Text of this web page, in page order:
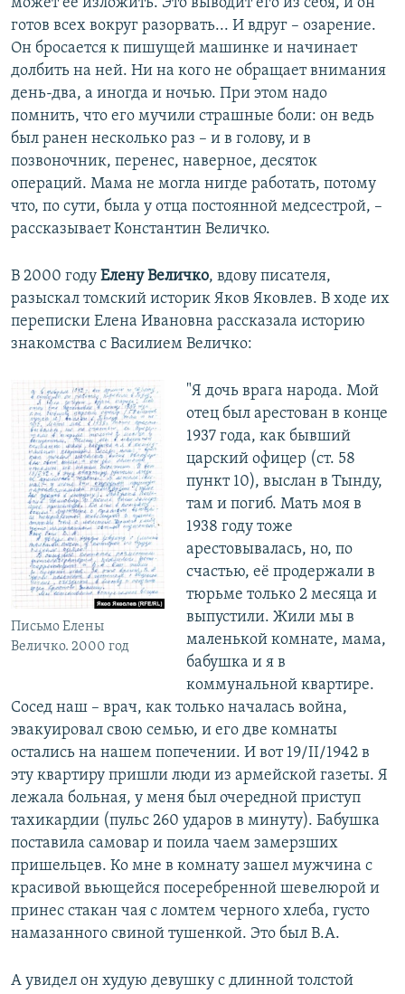
может ее изложить. Это выводит его из себя, и он
готов всех вокруг разорвать... И вдруг – озарение.
Он бросается к пишущей машинке и начинает
долбить на ней. Ни на кого не обращает внимания
день-два, а иногда и ночью. При этом надо
помнить, что его мучили страшные боли: он ведь
был ранен несколько раз – и в голову, и в
позвоночник, перенес, наверное, десяток
операций. Мама не могла нигде работать, потому
что, по сути, была у отца постоянной медсестрой, –
рассказывает Константин Величко.
В 2000 году Елену Величко, вдову писателя,
разыскал томский историк Яков Яковлев. В ходе их
переписки Елена Ивановна рассказала историю
знакомства с Василием Величко:
Письмо Елены
Величко. 2000 год
"Я дочь врага народа. Мой
отец был арестован в конце
1937 года, как бывший
царский офицер (ст. 58
пункт 10), выслан в Тынду,
там и погиб. Мать моя в
1938 году тоже
арестовывалась, но, по
счастью, её продержали в
тюрьме только 2 месяца и
выпустили. Жили мы в
маленькой комнате, мама,
бабушка и я в
коммунальной квартире.
Сосед наш – врач, как только началась война,
эвакуировал свою семью, и его две комнаты
остались на нашем попечении. И вот 19/II/1942 в
эту квартиру пришли люди из армейской газеты. Я
лежала больная, у меня был очередной приступ
тахикардии (пульс 260 ударов в минуту). Бабушка
поставила самовар и поила чаем замерзших
пришельцев. Ко мне в комнату зашел мужчина с
красивой вьющейся посеребренной шевелюрой и
принес стакан чая с ломтем черного хлеба, густо
намазанного свиной тушенкой. Это был В.А.
А увидел он худую девушку с длинной толстой